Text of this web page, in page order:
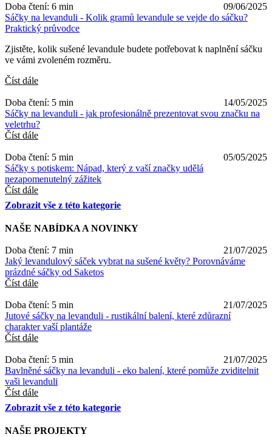
Doba čtení: 6 min
09/06/2025
Sáčky na levanduli - Kolik gramů levandule se vejde do sáčku?
Praktický průvodce
Zjistěte, kolik sušené levandule budete potřebovat k naplnění sáčku
ve vámi zvoleném rozměru.
Číst dále
Doba čtení: 5 min
14/05/2025
Sáčky na levanduli - jak profesionálně prezentovat svou značku na
veletrhu?
Číst dále
Doba čtení: 5 min
05/05/2025
Sáčky s potiskem: Nápad, který z vaší značky udělá
nezapomenutelný zážitek
Číst dále
Zobrazit vše z této kategorie
NAŠE NABÍDKA A NOVINKY
Doba čtení: 7 min
21/07/2025
Jaký levandulový sáček vybrat na sušené květy? Porovnáváme
prázdné sáčky od Saketos
Číst dále
Doba čtení: 5 min
21/07/2025
Jutové sáčky na levanduli - rustikální balení, které zdůrazní
charakter vaší plantáže
Číst dále
Doba čtení: 5 min
21/07/2025
Bavlněné sáčky na levanduli - eko balení, které pomůže zviditelnit
vaši levanduli
Číst dále
Zobrazit vše z této kategorie
NAŠE PROJEKTY